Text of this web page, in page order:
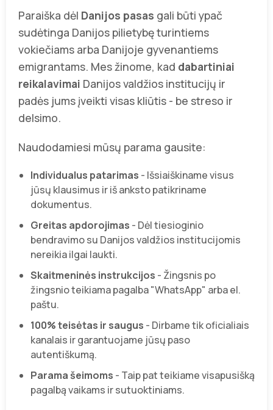
Paraiška dėl Danijos pasas gali būti ypač
sudėtinga Danijos pilietybę turintiems
vokiečiams arba Danijoje gyvenantiems
emigrantams. Mes žinome, kad dabartiniai
reikalavimai Danijos valdžios institucijų ir
padės jums įveikti visas kliūtis - be streso ir
delsimo.
Naudodamiesi mūsų parama gausite:
Individualus patarimas - Išsiaiškiname visus
jūsų klausimus ir iš anksto patikriname
dokumentus.
Greitas apdorojimas - Dėl tiesioginio
bendravimo su Danijos valdžios institucijomis
nereikia ilgai laukti.
Skaitmeninės instrukcijos - Žingsnis po
žingsnio teikiama pagalba "WhatsApp" arba el.
paštu.
100% teisėtas ir saugus - Dirbame tik oficialiais
kanalais ir garantuojame jūsų paso
autentiškumą.
Parama šeimoms - Taip pat teikiame visapusišką
pagalbą vaikams ir sutuoktiniams.